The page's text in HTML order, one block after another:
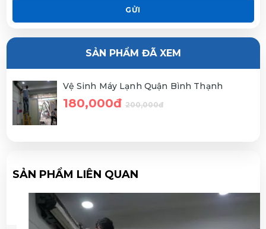
GỬI
SẢN PHẨM ĐÃ XEM
Vệ Sinh Máy Lạnh Quận Bình Thạnh
180,000đ 200,000đ
SẢN PHẨM LIÊN QUAN